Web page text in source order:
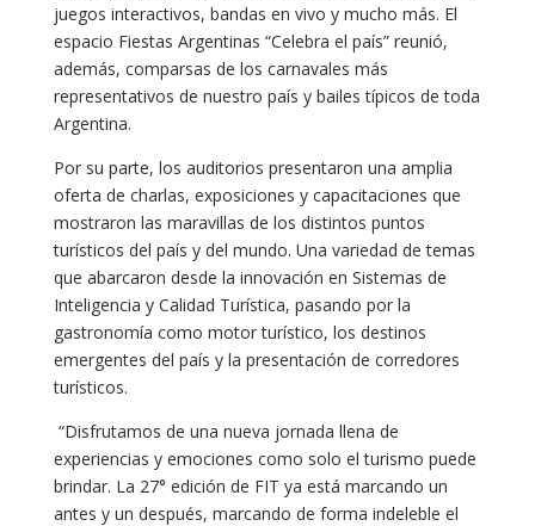
juegos interactivos, bandas en vivo y mucho más. El
espacio Fiestas Argentinas “Celebra el país” reunió,
además, comparsas de los carnavales más
representativos de nuestro país y bailes típicos de toda
Argentina.
Por su parte, los auditorios presentaron una amplia
oferta de charlas, exposiciones y capacitaciones que
mostraron las maravillas de los distintos puntos
turísticos del país y del mundo. Una variedad de temas
que abarcaron desde la innovación en Sistemas de
Inteligencia y Calidad Turística, pasando por la
gastronomía como motor turístico, los destinos
emergentes del país y la presentación de corredores
turísticos.
“Disfrutamos de una nueva jornada llena de
experiencias y emociones como solo el turismo puede
brindar. La 27° edición de FIT ya está marcando un
antes y un después, marcando de forma indeleble el